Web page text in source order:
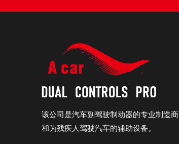
该公司是汽车副驾驶制动器的专业制造商
和为残疾人驾驶汽车的辅助设备。